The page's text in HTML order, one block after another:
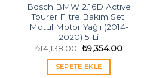
Bosch BMW 2.16D Active
Tourer Filtre Bakım Seti
Motul Motor Yağlı (2014-
2020) 5 Li
₺14,138.00 Orijinal
fiyat:
₺14,138.00.
₺9,354.00Şu
SEPETE EKLE